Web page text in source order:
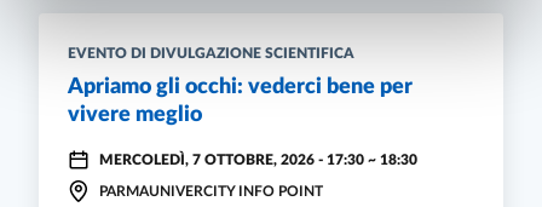
EVENTO DI DIVULGAZIONE SCIENTIFICA
Apriamo gli occhi: vederci bene per
vivere meglio
MERCOLEDÌ, 7 OTTOBRE, 2026 - 17:30 ~ 18:30
PARMAUNIVERCITY INFO POINT